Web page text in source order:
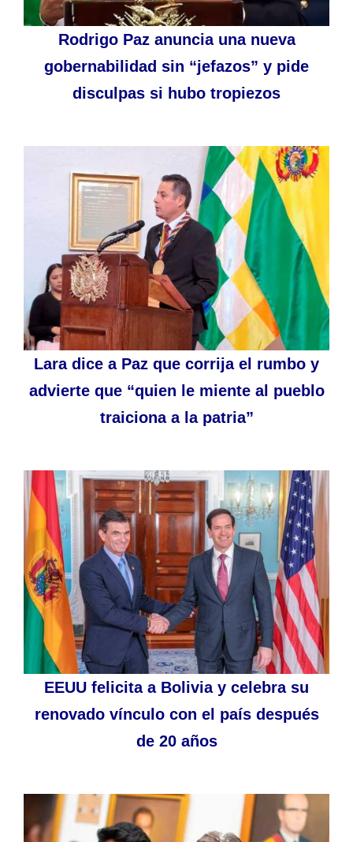
Rodrigo Paz anuncia una nueva
gobernabilidad sin “jefazos” y pide
disculpas si hubo tropiezos
Lara dice a Paz que corrija el rumbo y
advierte que “quien le miente al pueblo
traiciona a la patria”
EEUU felicita a Bolivia y celebra su
renovado vínculo con el país después
de 20 años